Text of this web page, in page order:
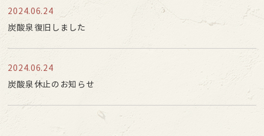
2024.06.24
炭酸泉復旧しました
2024.06.24
炭酸泉休止のお知らせ